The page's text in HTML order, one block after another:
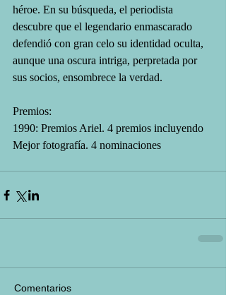
héroe. En su búsqueda, el periodista
descubre que el legendario enmascarado
defendió con gran celo su identidad oculta,
aunque una oscura intriga, perpretada por
sus socios, ensombrece la verdad.
Premios:
1990: Premios Ariel. 4 premios incluyendo
Mejor fotografía. 4 nominaciones
Comentarios